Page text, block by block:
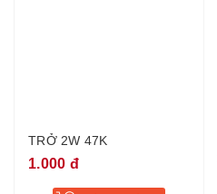
TRỞ 2W 47K
1.000 đ